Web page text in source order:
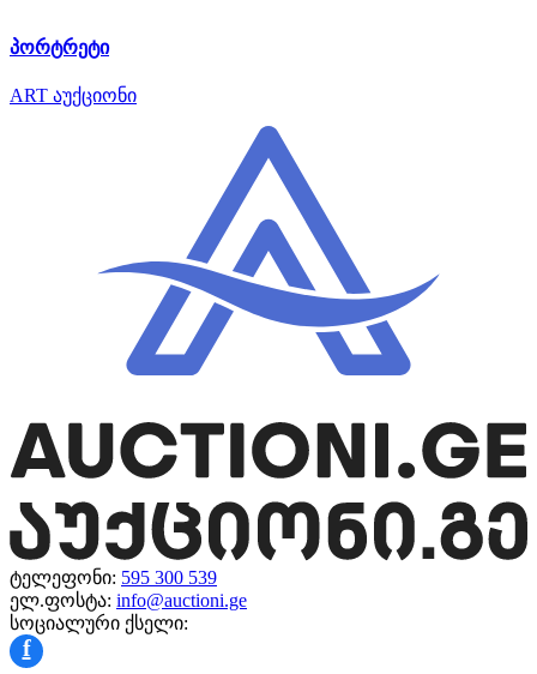
პორტრეტი
ART აუქციონი
ტელეფონი: 595 300 539
ელ.ფოსტა: info@auctioni.ge
სოციალური ქსელი:
f